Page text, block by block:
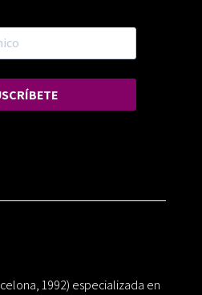
1992) especializada en